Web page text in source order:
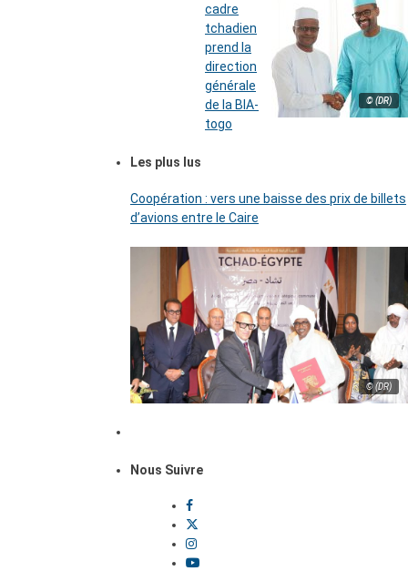
© (DR)
cadre
tchadien
prend la
direction
générale
de la BIA-
togo
Les plus lus
Coopération : vers une baisse des prix de billets
d’avions entre le Caire
© (DR)
Nous Suivre